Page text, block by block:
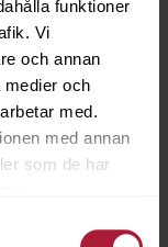
funktioner
Vi
och annan
medier och
med.
med annan
som de har